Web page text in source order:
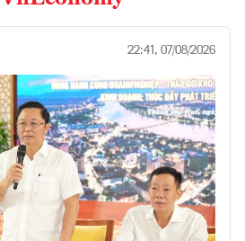
22:41, 07/08/2026